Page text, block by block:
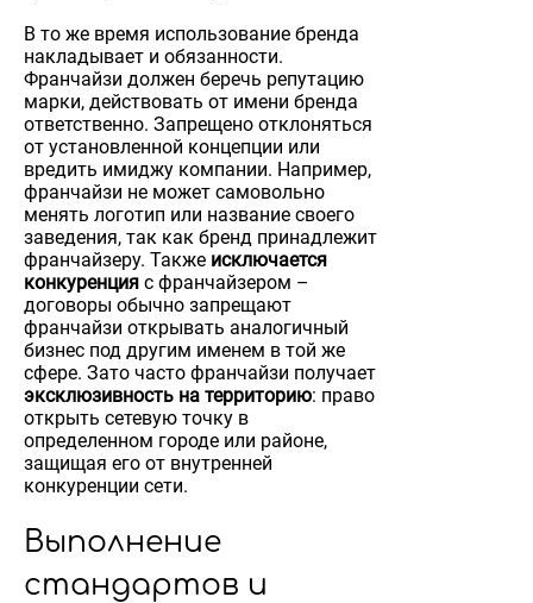
В то же время использование бренда
накладывает и обязанности.
Франчайзи должен беречь репутацию
марки, действовать от имени бренда
ответственно. Запрещено отклоняться
от установленной концепции или
вредить имиджу компании. Например,
франчайзи не может самовольно
менять логотип или название своего
заведения, так как бренд принадлежит
франчайзеру. Также исключается
конкуренция с франчайзером –
договоры обычно запрещают
франчайзи открывать аналогичный
бизнес под другим именем в той же
сфере. Зато часто франчайзи получает
эксклюзивность на территорию: право
открыть сетевую точку в
определенном городе или районе,
защищая его от внутренней
конкуренции сети.
Выполнение
стандартов и